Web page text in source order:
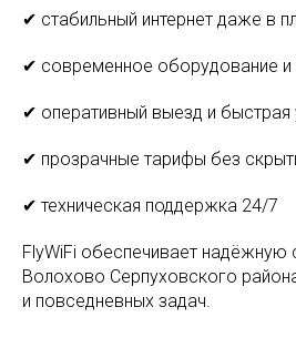
✔ стабильный интернет даже в
✔ современное оборудование
✔ оперативный выезд и быстрая
✔ прозрачные тарифы без
✔ техническая поддержка 24/7
FlyWiFi обеспечивает надёжную
Волохово Серпуховского
и повседневных задач.